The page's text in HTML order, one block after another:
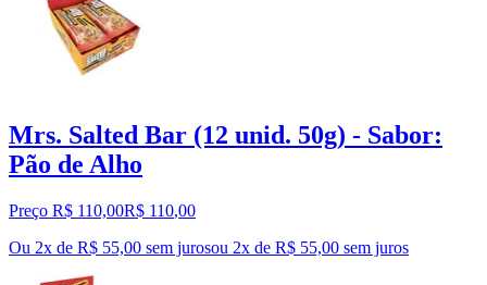
Mrs. Salted Bar (12 unid. 50g) - Sabor:
Pão de Alho
Preço R$ 110,00R$ 110,00
Ou 2x de R$ 55,00 sem jurosou 2x de R$ 55,00 sem juros